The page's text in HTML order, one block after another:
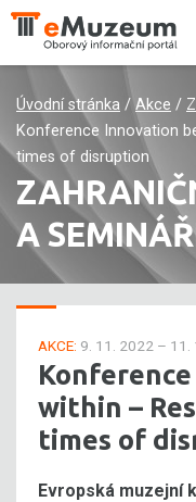
Úvodní stránka / Akce /
Konference Innovation
times of disruption
A
AKCE: 9. 11. 2022 – 11.
within –
times of
Evropská muzejní